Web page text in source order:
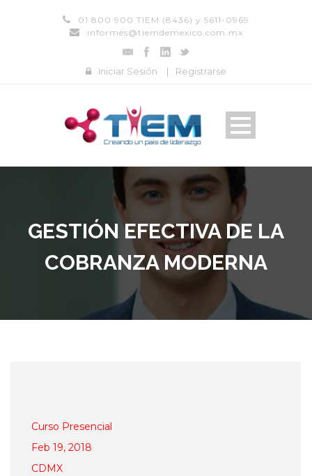
01 800 900 TIEM (8436) y 5611-0969
informes@tiemdemexico.com.mx
Iniciar Sesión | Registrarse
GESTIÓN EFECTIVA DE LA
COBRANZA MODERNA
Curso Presencial
Feb 19, 2018
CDMX